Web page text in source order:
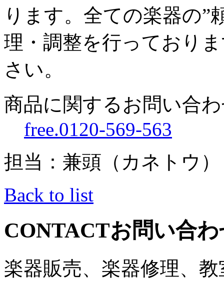
ります。全ての楽器の”
理・調整を行っており
さい。
商品に関するお問い合
free.0120-569-563
担当：兼頭（カネトウ）
Back to list
CONTACTお問い合
楽器販売、楽器修理、